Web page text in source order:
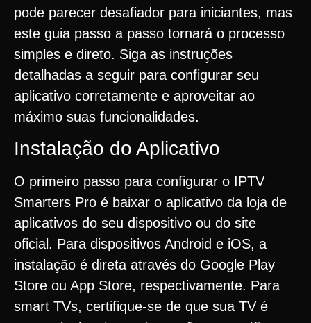
pode parecer desafiador para iniciantes, mas
este guia passo a passo tornará o processo
simples e direto. Siga as instruções
detalhadas a seguir para configurar seu
aplicativo corretamente e aproveitar ao
máximo suas funcionalidades.
Instalação do Aplicativo
O primeiro passo para configurar o IPTV
Smarters Pro é baixar o aplicativo da loja de
aplicativos do seu dispositivo ou do site
oficial. Para dispositivos Android e iOS, a
instalação é direta através do Google Play
Store ou App Store, respectivamente. Para
smart TVs, certifique-se de que sua TV é